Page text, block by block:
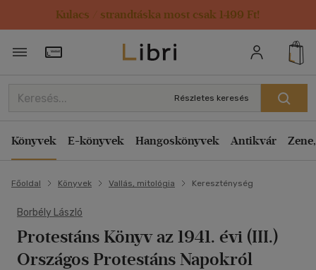
Kulacs / strandtáska most csak 1499 Ft!
Törzsvásárlói Kártya adatai
Részletes keresés
Könyvek E-könyvek Hangoskönyvek Antikvár
Főoldal Könyvek Vallás, mitológia Kereszténység
Borbély László
Protestáns Könyv az 1941. évi (III.)
Országos Protestáns Napokról